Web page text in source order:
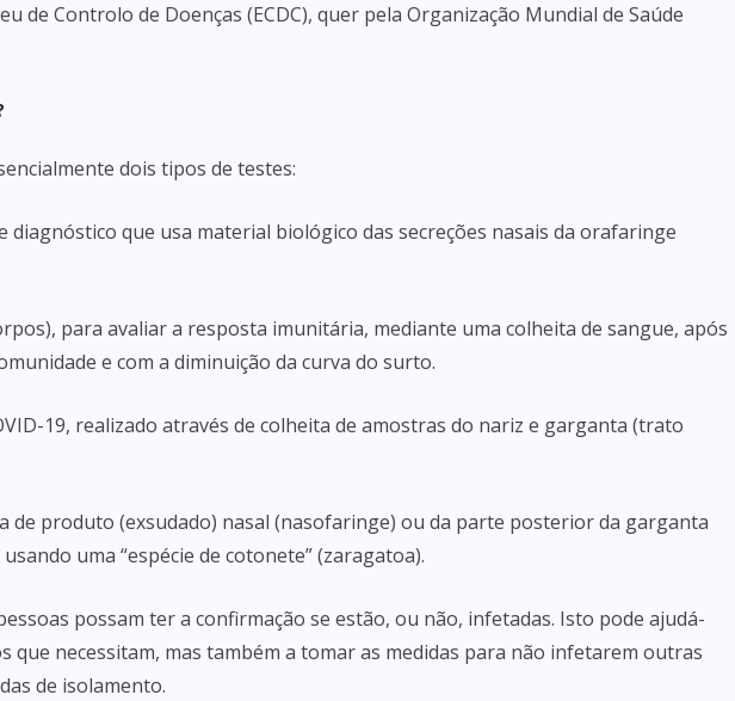
de Controlo de Doenças (ECDC), quer pela Organização Mundial de Saúde
dois tipos de testes:
diagnóstico que usa material biológico das secreções nasais da orafaringe
para avaliar a resposta imunitária, mediante uma colheita de sangue, após
e com a diminuição da curva do surto.
19, realizado através de colheita de amostras do nariz e garganta (trato
de produto (exsudado) nasal (nasofaringe) ou da parte posterior da garganta
uma “espécie de cotonete” (zaragatoa).
possam ter a confirmação se estão, ou não, infetadas. Isto pode ajudá-
que necessitam, mas também a tomar as medidas para não infetarem outras
de isolamento.